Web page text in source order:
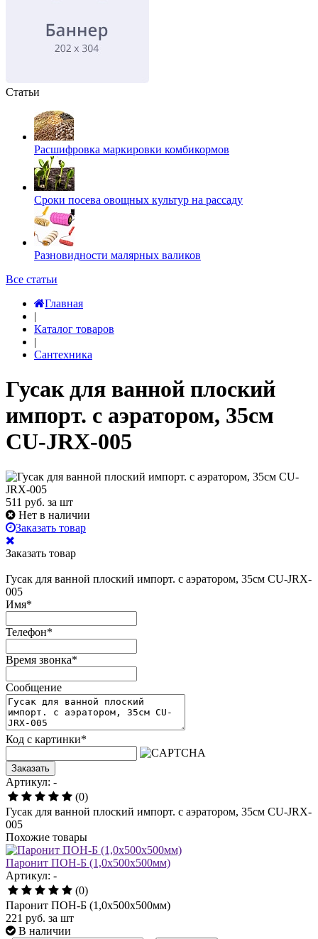
Статьи
Расшифровка маркировки комбикормов
Сроки посева овощных культур на рассаду
Разновидности малярных валиков
Все статьи
Главная
|
Каталог товаров
|
Сантехника
Гусак для ванной плоский
импорт. с аэратором, 35см
CU-JRX-005
511 руб. за шт
Нет в наличии
Заказать товар
Заказать товар
Гусак для ванной плоский импорт. с аэратором, 35см CU-JRX-
005
Имя*
Телефон*
Время звонка*
Сообщение
Код с картинки*
Заказать
Артикул: -
(0)
Гусак для ванной плоский импорт. с аэратором, 35см CU-JRX-
005
Похожие товары
Паронит ПОН-Б (1,0х500х500мм)
Артикул: -
(0)
Паронит ПОН-Б (1,0х500х500мм)
221 руб. за шт
В наличии